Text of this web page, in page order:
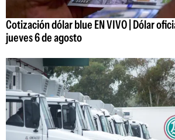
Cotización dólar blue EN VIVO | Dólar
jueves 6 de agosto